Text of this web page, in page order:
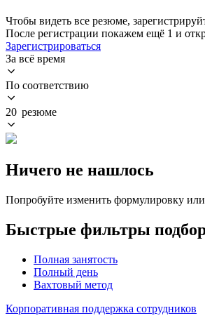
Чтобы видеть все резюме,
После регистрации покажем ещё 1 и
Зарегистрироваться
За всё время
По соответствию
20 резюме
Ничего не нашлось
Попробуйте изменить формулировку
Быстрые фильтры
Полная занятость
Полный день
Вахтовый метод
Корпоративная поддержка сотрудников